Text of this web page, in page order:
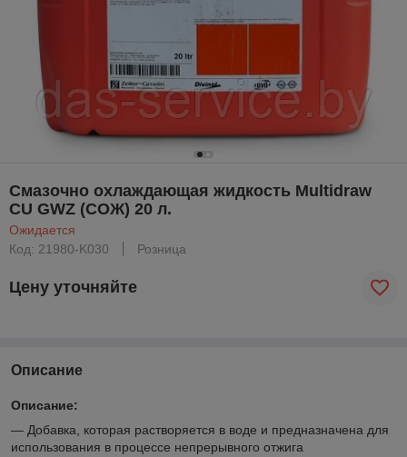
Смазочно охлаждающая жидкость Multidraw
CU GWZ (СОЖ) 20 л.
Ожидается
Код: 21980-K030
Розница
Цену уточняйте
Описание
Описание:
— Добавка, которая растворяется в воде и предназначена для
использования в процессе непрерывного отжига